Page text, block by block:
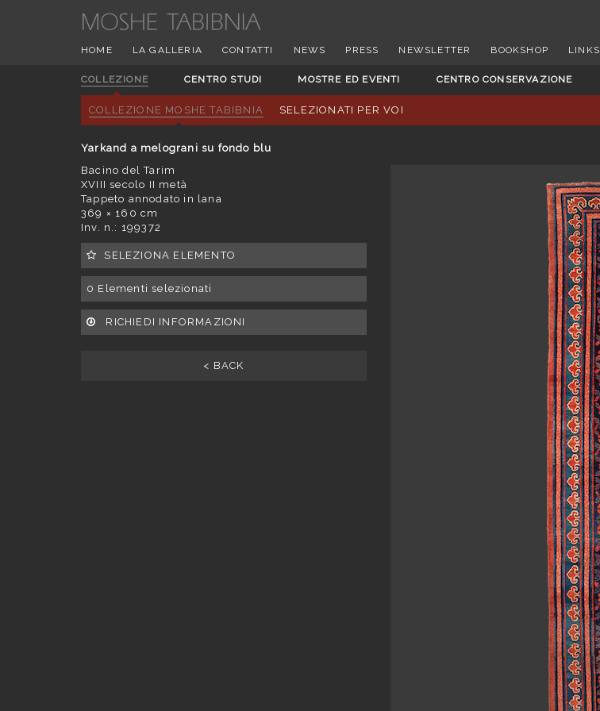
HOME LA GALLERIA CONTATTI NEWS PRESS NEWSLETTER BOOKSHOP LINKS
COLLEZIONE CENTRO STUDI MOSTRE ED EVENTI CENTRO CONSERVAZIONE
COLLEZIONE MOSHE TABIBNIA SELEZIONATI PER VOI
Yarkand a melograni su fondo blu
Bacino del Tarim
XVIII secolo II metà
Tappeto annodato in lana
369 × 160 cm
Inv. n.: 199372
SELEZIONA ELEMENTO
0 Elementi selezionati
RICHIEDI INFORMAZIONI
< BACK